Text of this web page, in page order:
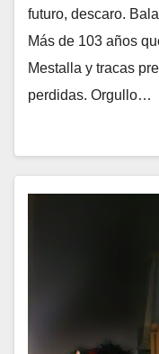
futuro, descaro.
Más de 103 años
Mestalla y tracas
perdidas. Orgullo…